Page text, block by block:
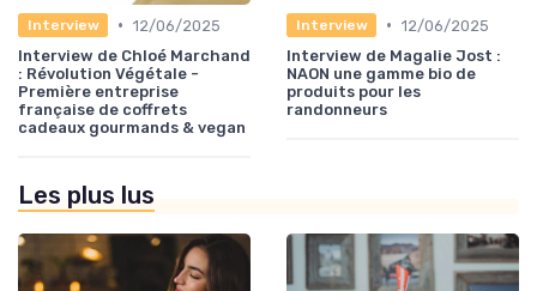
Interview • 12/06/2025
Interview de Chloé Marchand
: Révolution Végétale -
Première entreprise
française de coffrets
cadeaux gourmands & vegan
Interview • 12/06/2025
Interview de Magalie Jost :
NAON une gamme bio de
produits pour les
randonneurs
Les plus lus